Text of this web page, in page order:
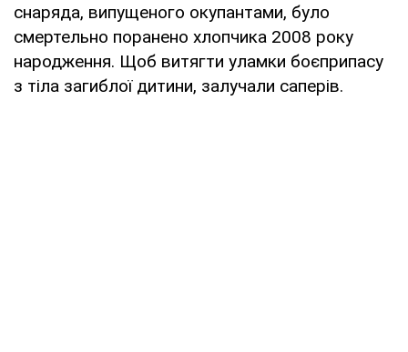
снаряда, випущеного окупантами, було
смертельно поранено хлопчика 2008 року
народження. Щоб витягти уламки боєприпасу
з тіла загиблої дитини, залучали саперів.